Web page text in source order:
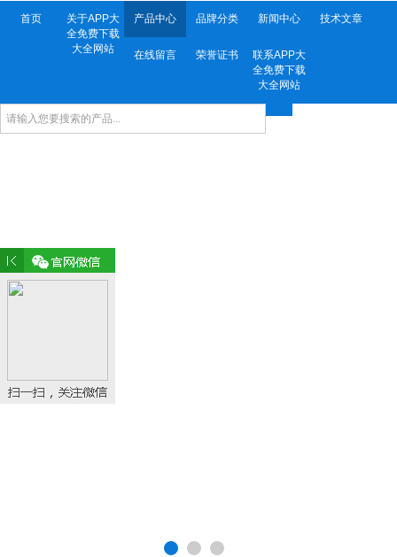
首页
关于APP大
全免费下载
大全网站
产品中心 品牌分类 新闻中心 技术文章
在线留言 荣誉证书
联系APP大
全免费下载
大全网站